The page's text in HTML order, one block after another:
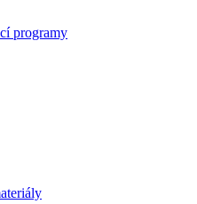
programy